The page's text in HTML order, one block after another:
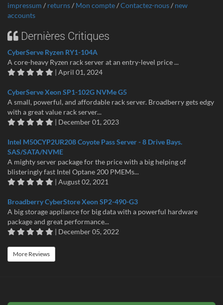
impressum / returns/ Mon compte/Contactez-nous/ new
accounts
Dernières Critiques
CyberServe Ryzen RY1-104A
A core-heavy Ryzen rack server at an entry-level price ...
| April 01, 2024
CyberServe Xeon SP1-102G NVMe G5
A small, powerful, and affordable rack server. Broadberry gets edgy
with a great value rack server...
| December 01, 2023
Intel M50CYP2UR208 Coyote Pass Server - 8 Drive Bays.
SAS/SATA/NVME
A mighty server package for the price with a big helping of
blisteringly fast Intel Optane 200 PMEMs...
| August 02, 2021
Broadberry CyberStore Xeon SP2-490-G3
A big storage appliance for big data with a powerful hardware
package and great performance...
| December 05, 2022
More Reviews